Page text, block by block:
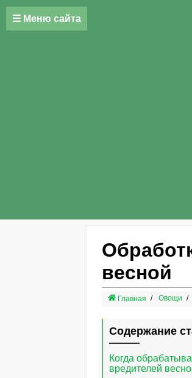
☰ Меню сайта
весной
Главная Овощи
Содержание
Когда
вредителей